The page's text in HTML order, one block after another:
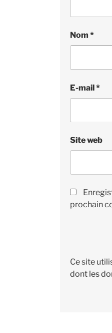
Nom *
E-mail*
Site web
prochain
Ce site
dont les